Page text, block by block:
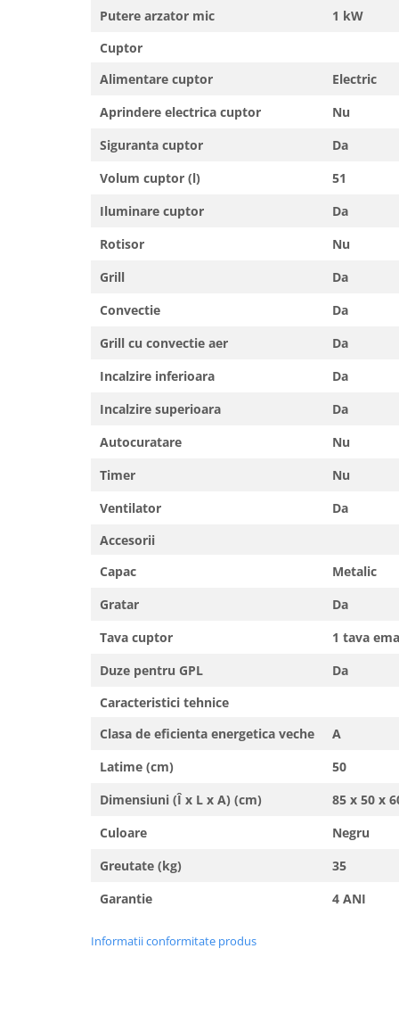
Putere arzator mic
1 kW
Cuptor
Alimentare cuptor
Electric
Aprindere electrica cuptor
Nu
Siguranta cuptor
Da
Volum cuptor (l)
51
Iluminare cuptor
Da
Rotisor
Nu
Grill
Da
Convectie
Da
Grill cu convectie aer
Da
Incalzire inferioara
Da
Incalzire superioara
Da
Autocuratare
Nu
Timer
Nu
Ventilator
Da
Accesorii
Capac
Metalic
Gratar
Da
Tava cuptor
1 tava
Duze pentru GPL
Da
Caracteristici tehnice
Clasa de eficienta energetica veche
A
Latime (cm)
50
Dimensiuni (Î x L x A) (cm)
85 x 50 x
Culoare
Negru
Greutate (kg)
35
Garantie
4 ANI
Informatii conformitate produs